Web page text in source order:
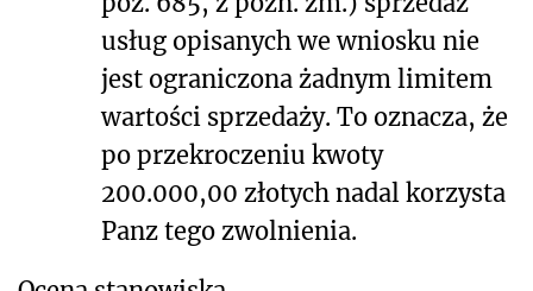
usług opisanych we wniosku nie
jest ograniczona żadnym limitem
wartości sprzedaży. To oznacza, że
po przekroczeniu kwoty
200.000,00 złotych nadal korzysta
Panz tego zwolnienia.